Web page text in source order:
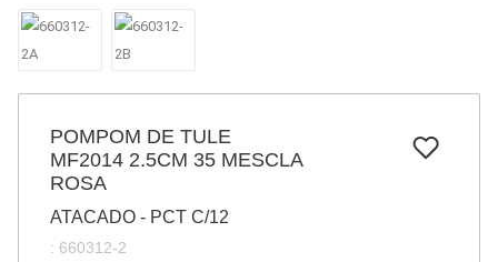
POMPOM DE TULE
MF2014 2.5CM 35 MESCLA
ROSA
ATACADO - PCT C/12
: 660312-2
4 º tecido
5
6º papel
pincel
cola
barbante
º fita